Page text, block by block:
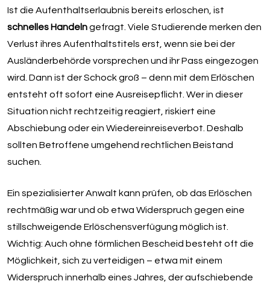
Ist die Aufenthaltserlaubnis bereits erloschen, ist
schnelles Handelngefragt. Viele Studierende merken den
Verlust ihres Aufenthaltstitels erst, wenn sie bei der
Ausländerbehörde vorsprechen und ihr Pass eingezogen
wird. Dann ist der Schock groß – denn mit dem Erlöschen
entsteht oft sofort eine Ausreisepflicht. Wer in dieser
Situation nicht rechtzeitig reagiert, riskiert eine
Abschiebung oder ein Wiedereinreiseverbot. Deshalb
sollten Betroffene umgehend rechtlichen Beistand
suchen.
Ein spezialisierter Anwalt kann prüfen, ob das Erlöschen
rechtmäßig war und ob etwa Widerspruch gegen eine
stillschweigende Erlöschensverfügung möglich ist.
Wichtig: Auch ohne förmlichen Bescheid besteht oft die
Möglichkeit, sich zu verteidigen – etwa mit einem
Widerspruch innerhalb eines Jahres, der aufschiebende